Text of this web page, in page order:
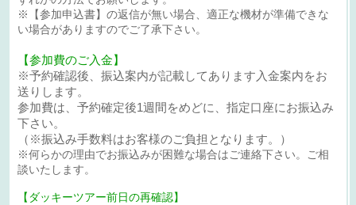
※【参加申込書】の返信が無い場合、適正な機材が準備できな
い場合がありますのでご了承下さい。
【参加費のご入金】
※予約確認後、振込案内が記載してあります入金案内をお
送りします。
参加費は、予約確定後1週間をめどに、指定口座にお振込み
下さい。
（※振込み手数料はお客様のご負担となります。）
※何らかの理由でお振込みが困難な場合はご連絡下さい。ご相
談いたします。
【ダッキーツアー前日の再確認】